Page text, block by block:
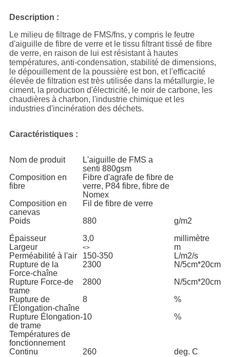
Description :
Le milieu de filtrage de FMS/fns, y compris le feutre
d'aiguille de fibre de verre et le tissu filtrant tissé de fibre
de verre, en raison de lui est résistant à hautes
températures, anti-condensation, stabilité de dimensions,
le dépouillement de la poussière est bon, et l'efficacité
élevée de filtration est très utilisée dans la métallurgie, le
ciment, la production d'électricité, le noir de carbone, les
chaudières à charbon, l'industrie chimique et les
industries d'incinération des déchets.
Caractéristiques :
Nom de produit
L'aiguille de FMS a
senti 880gsm
Composition en
fibre
Fibre d'agrafe de fibre de
verre, P84 fibre, fibre de
Nomex
Composition en
canevas
Fil de fibre de verre
Poids
880
g/m2
Épaisseur
3,0
millimètre
Largeur
<>
m
Perméabilité à l'air
150-350
L/m2/s
Rupture de la
Force-chaîne
2300
N/5cm*20cm
Rupture Force-de
trame
2800
N/5cm*20cm
Rupture de
l'Élongation-chaîne
8
%
Rupture Élongation-
de trame
10
%
Températures de
fonctionnement
Continu
260
deg. C